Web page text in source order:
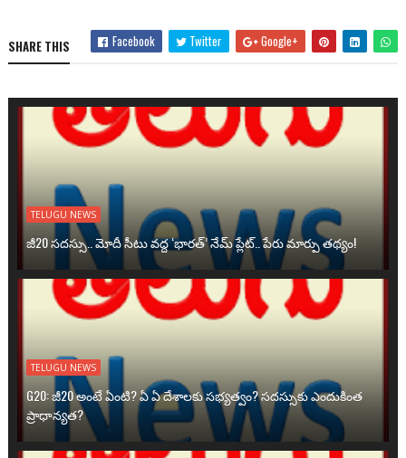
SHARE THIS Facebook Twitter Google+
TELUGU NEWS
జీ20 సదస్సు.. మోదీ సీటు వద్ద ‘భారత్’ నేమ్ ప్లేట్‌.. పేరు మార్పు తథ్యం!
TELUGU NEWS
G20: జీ20 అంటే ఏంటి? ఏ ఏ దేశాలకు సభ్యత్వం? సదస్సుకు ఎందుకింత
ప్రాధాన్యత?